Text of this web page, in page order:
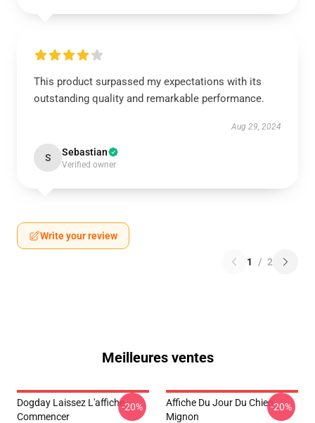
This product surpassed my expectations with its
outstanding quality and remarkable performance.
Aug 29, 2024
S Sebastian
Verified owner
Write your review
1 / 2
Meilleures ventes
Dogday Laissez L'affiche
Commencer
-20%
Affiche Du Jour Du Chien
Mignon
-20%